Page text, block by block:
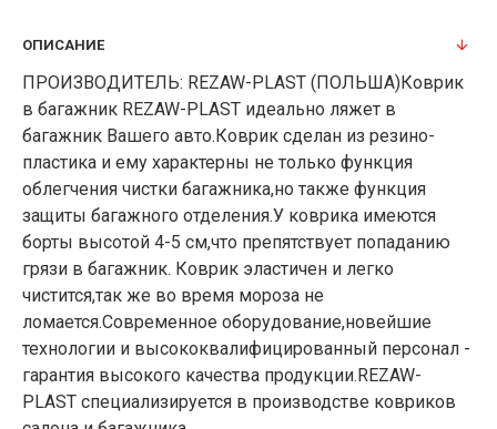
ОПИСАНИЕ
ПРОИЗВОДИТЕЛЬ: REZAW-PLAST (ПОЛЬША)Коврик
в багажник REZAW-PLAST идеально ляжет в
багажник Вашего авто.Коврик сделан из резино-
пластика и ему характерны не только функция
облегчения чистки багажника,но также функция
защиты багажного отделения.У коврика имеются
борты высотой 4-5 см,что препятствует попаданию
грязи в багажник. Коврик эластичен и легко
чистится,так же во время мороза не
ломается.Современное оборудование,новейшие
технологии и высококвалифицированный персонал -
гарантия высокого качества продукции.REZAW-
PLAST специализируется в производстве ковриков